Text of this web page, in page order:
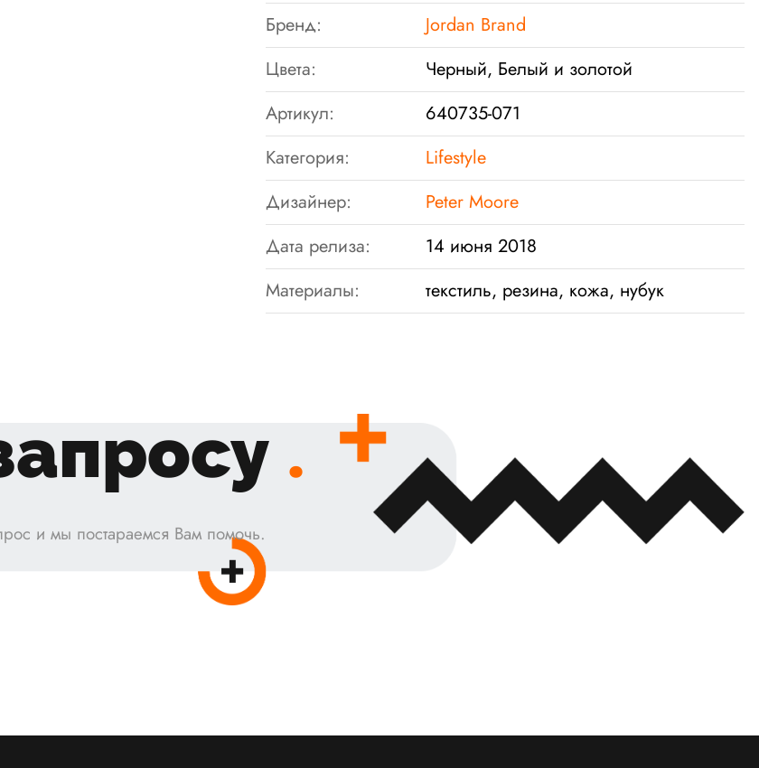
Бренд:
Jordan Brand
Цвета:
Черный, Белый и золотой
Артикул:
640735-071
Категория:
Lifestyle
Дизайнер:
Peter Moore
Дата релиза:
14 июня 2018
Материалы:
текстиль, резина, кожа, нубук
.
и мы постараемся Вам помочь.